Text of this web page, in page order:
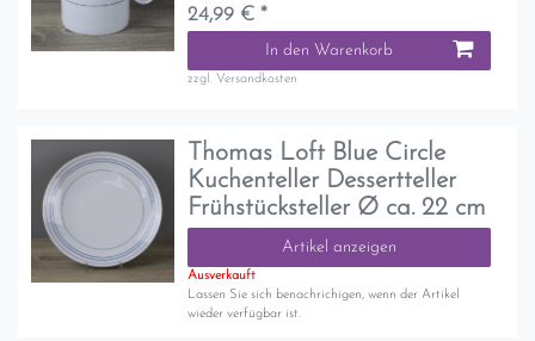
24,99 € *
In den Warenkorb
zzgl. Versandkosten
Thomas Loft Blue Circle
Kuchenteller Dessertteller
Frühstücksteller Ø ca. 22 cm
Artikel anzeigen
Ausverkauft
Lassen Sie sich benachrichigen, wenn der Artikel
wieder verfügbar ist.